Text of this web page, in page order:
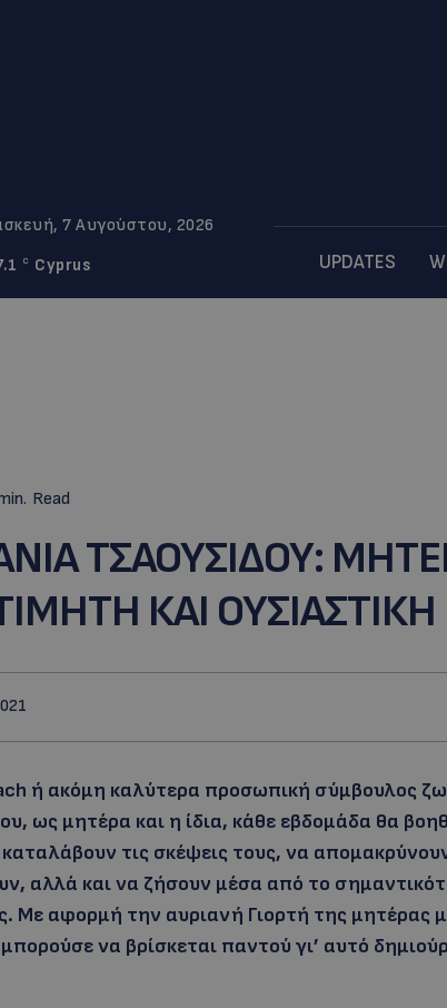
7 Αυγούστου, 2026
C Cyprus UPDATES
Read
ΤΣΑΟΥΣΙΔΟΥ:
ΚΑΙ ΟΥΣΙΑΣΤΙΚΗ
ή ακόμη καλύτερα προσωπική σύμβουλος
ως μητέρα και η ίδια, κάθε εβδομάδα θα
τις σκέψεις τους, να
αλλά και να ζήσουν μέσα από το
Με αφορμή την αυριανή Γιορτή της μητέρας
μπορούσε να βρίσκεται παντού γι’ αυτό